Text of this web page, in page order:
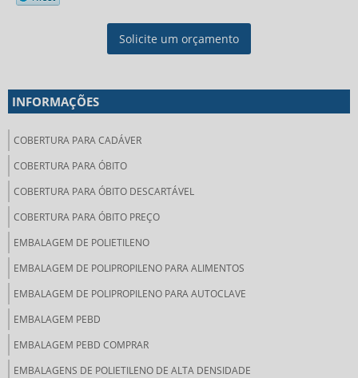
Solicite um orçamento
INFORMAÇÕES
COBERTURA PARA CADÁVER
COBERTURA PARA ÓBITO
COBERTURA PARA ÓBITO DESCARTÁVEL
COBERTURA PARA ÓBITO PREÇO
EMBALAGEM DE POLIETILENO
EMBALAGEM DE POLIPROPILENO PARA ALIMENTOS
EMBALAGEM DE POLIPROPILENO PARA AUTOCLAVE
EMBALAGEM PEBD
EMBALAGEM PEBD COMPRAR
EMBALAGENS DE POLIETILENO DE ALTA DENSIDADE